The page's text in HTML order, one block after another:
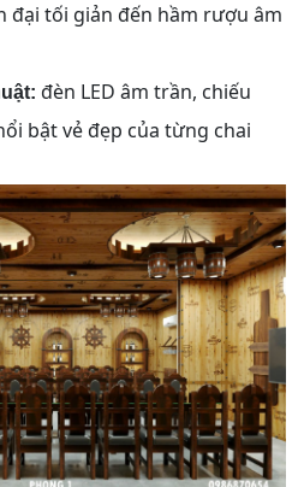
đại tối giản đến hầm rượu âm
đèn LED âm trần, chiếu
bật vẻ đẹp của từng chai